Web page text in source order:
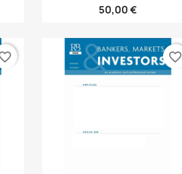
50,00 €
favorite_border